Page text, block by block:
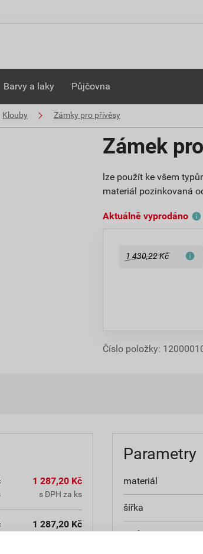
Barvy a laky Půjčovna
Klouby Zámky pro přívěsy
Zámek
lze použít ke všem
materiál pozinkovaná
Aktuálně vyprodáno
1 430,22 Kč
Číslo položky:
1 287,20 Kč
s DPH za ks
1 287,20 Kč
Parametry
materiál
šířka
výška